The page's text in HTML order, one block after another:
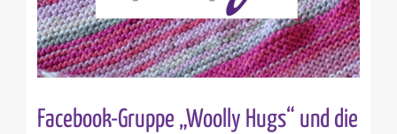
Facebook-Gruppe „Woolly Hugs“ und die